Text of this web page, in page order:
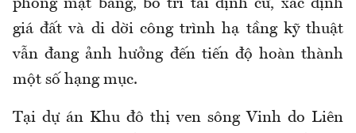
phóng mặt bằng, bố trí tái định cư, xác định
giá đất và di dời công trình hạ tầng kỹ thuật
vẫn đang ảnh hưởng đến tiến độ hoàn thành
một số hạng mục.
Tại dự án Khu đô thị ven sông Vinh do Liên